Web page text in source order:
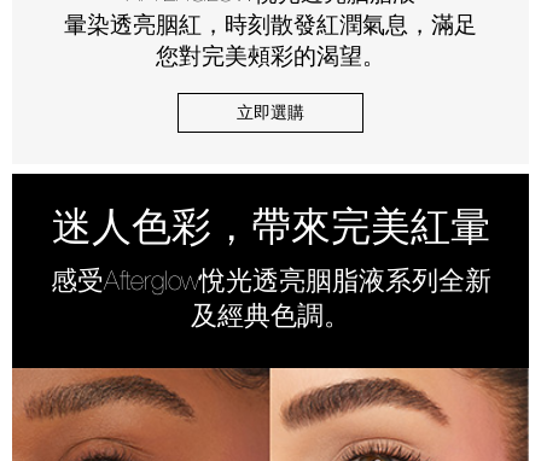
暈染透亮胭紅，時刻散發紅潤氣息，滿足
您對完美頰彩的渴望。
立即選購
迷人色彩，帶來完美紅暈
感受Afterglow悅光透亮胭脂液系列全新
及經典色調。